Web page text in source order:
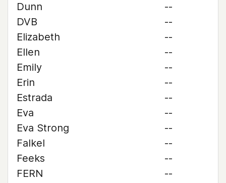
Dunn
--
DVB
--
Elizabeth
--
Ellen
--
Emily
--
Erin
--
Estrada
--
Eva
--
Eva Strong
--
Falkel
--
Feeks
--
FERN
--